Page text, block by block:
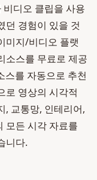
디오 클립을 사용
던 경험이 있을 것
미지/비디오 플랫
소스를 무료로 제공
스를 자동으로 추천
로 영상의 시각적
, 교통망, 인테리어,
모든 시각 자료를
니다.